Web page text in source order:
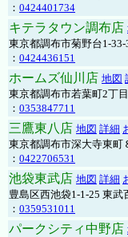
： 0424401734
キテラタウン調布店
東京都調布市菊野台1-
： 0424436151
ホームズ仙川店 地図
東京都調布市若葉町2丁
： 0353847711
三鷹東八店 地図 詳細
東京都調布市深大寺東町
： 0422706531
池袋東武店 地図 詳細
豊島区西池袋1-1-25 東
： 0359531011
パークシティ中野店